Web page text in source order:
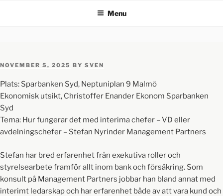
Menu
NOVEMBER 5, 2025 BY SVEN
Plats: Sparbanken Syd, Neptuniplan 9 Malmö
Ekonomisk utsikt, Christoffer Enander Ekonom Sparbanken
Syd
Tema: Hur fungerar det med interima chefer – VD eller
avdelningschefer – Stefan Nyrinder Management Partners
Stefan har bred erfarenhet från exekutiva roller och
styrelsearbete framför allt inom bank och försäkring. Som
konsult på Management Partners jobbar han bland annat med
interimt ledarskap och har erfarenhet både av att vara kund och